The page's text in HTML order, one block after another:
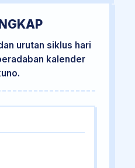
urutan siklus hari
kalender